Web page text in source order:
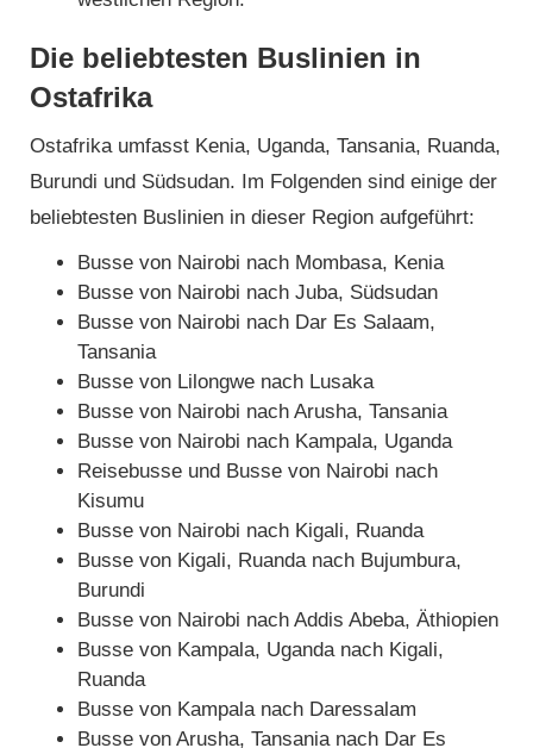
Die beliebtesten Buslinien in
Ostafrika
Ostafrika umfasst Kenia, Uganda, Tansania, Ruanda,
Burundi und Südsudan. Im Folgenden sind einige der
beliebtesten Buslinien in dieser Region aufgeführt:
Busse von Nairobi nach Mombasa, Kenia
Busse von Nairobi nach Juba, Südsudan
Busse von Nairobi nach Dar Es Salaam,
Tansania
Busse von Lilongwe nach Lusaka
Busse von Nairobi nach Arusha, Tansania
Busse von Nairobi nach Kampala, Uganda
Reisebusse und Busse von Nairobi nach
Kisumu
Busse von Nairobi nach Kigali, Ruanda
Busse von Kigali, Ruanda nach Bujumbura,
Burundi
Busse von Nairobi nach Addis Abeba, Äthiopien
Busse von Kampala, Uganda nach Kigali,
Ruanda
Busse von Kampala nach Daressalam
Busse von Arusha, Tansania nach Dar Es